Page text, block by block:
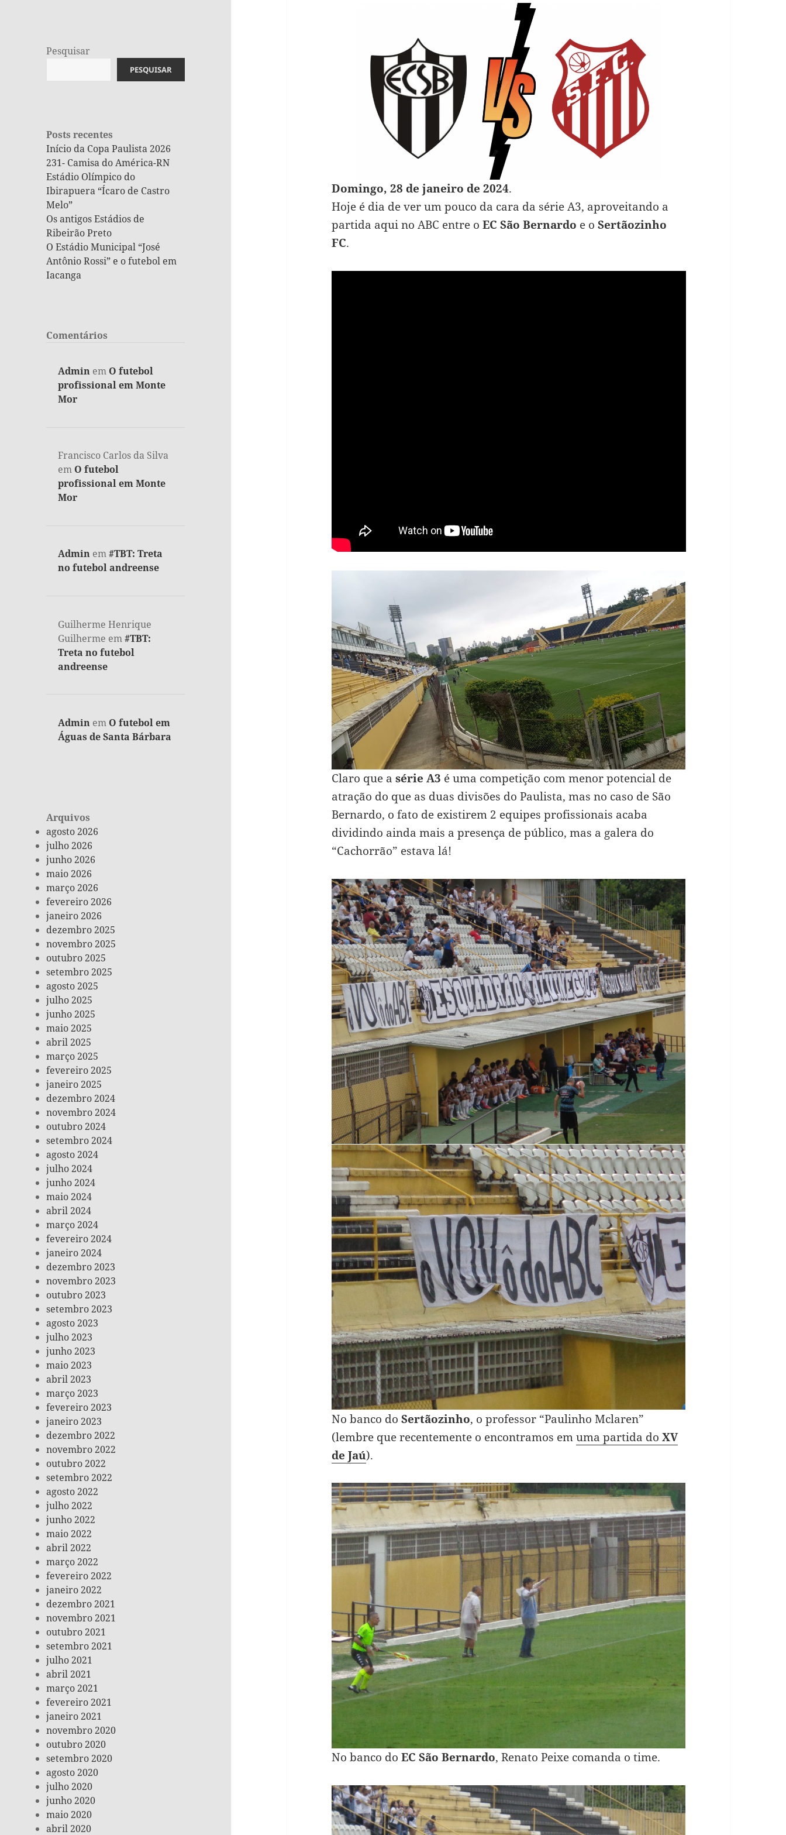
Pesquisar
PESQUISAR
Posts recentes
Início da Copa Paulista 2026
231- Camisa do América-RN
Estádio Olímpico do
Ibirapuera “Ícaro de Castro
Melo”
Os antigos Estádios de
Ribeirão Preto
O Estádio Municipal “José
Antônio Rossi” e o futebol em
Iacanga
Comentários
Admin em O futebol
profissional em Monte
Mor
Francisco Carlos da Silva
em O futebol
profissional em Monte
Mor
Admin em#TBT: Treta
no futebol andreense
Guilherme Henrique
Guilherme em#TBT:
Treta no futebol
andreense
Admin em O futebol em
Águas de Santa Bárbara
Arquivos
agosto 2026
julho 2026
junho 2026
maio 2026
março 2026
fevereiro 2026
janeiro 2026
dezembro 2025
novembro 2025
outubro 2025
setembro 2025
agosto 2025
julho 2025
junho 2025
maio 2025
abril 2025
março 2025
fevereiro 2025
janeiro 2025
dezembro 2024
novembro 2024
outubro 2024
setembro 2024
agosto 2024
julho 2024
junho 2024
maio 2024
abril 2024
março 2024
fevereiro 2024
janeiro 2024
dezembro 2023
novembro 2023
outubro 2023
setembro 2023
agosto 2023
julho 2023
junho 2023
maio 2023
abril 2023
março 2023
fevereiro 2023
janeiro 2023
dezembro 2022
novembro 2022
outubro 2022
setembro 2022
agosto 2022
julho 2022
junho 2022
maio 2022
abril 2022
março 2022
fevereiro 2022
janeiro 2022
dezembro 2021
novembro 2021
outubro 2021
setembro 2021
julho 2021
abril 2021
março 2021
fevereiro 2021
janeiro 2021
novembro 2020
outubro 2020
setembro 2020
agosto 2020
julho 2020
junho 2020
maio 2020
abril 2020
Domingo, 28 de janeiro de 2024.
Hoje é dia de ver um pouco da cara da série A3, aproveitando a
partida aqui no ABC entre o EC São Bernardo e o Sertãozinho
FC.
Claro que a série A3 é uma competição com menor potencial de
atração do que as duas divisões do Paulista, mas no caso de São
Bernardo, o fato de existirem 2 equipes profissionais acaba
dividindo ainda mais a presença de público, mas a galera do
“Cachorrão” estava lá!
No banco do Sertãozinho, o professor “Paulinho Mclaren”
(lembre que recentemente o encontramos emuma partida do XV
de Jaú).
No banco do EC São Bernardo, Renato Peixe comanda o time.